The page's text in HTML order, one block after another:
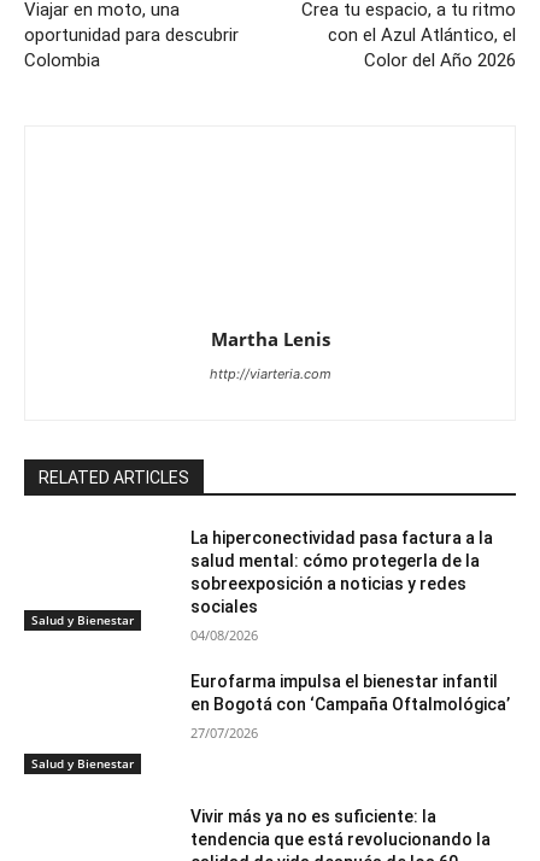
Viajar en moto, una
oportunidad para descubrir
Colombia
Crea tu espacio, a tu ritmo
con el Azul Atlántico, el
Color del Año 2026
Martha Lenis
http://viarteria.com
RELATED ARTICLES
Salud y Bienestar
La hiperconectividad pasa factura a la
salud mental: cómo protegerla de la
sobreexposición a noticias y redes
sociales
04/08/2026
Salud y Bienestar
Eurofarma impulsa el bienestar infantil
en Bogotá con ‘Campaña Oftalmológica’
27/07/2026
Vivir más ya no es suficiente: la
tendencia que está revolucionando la